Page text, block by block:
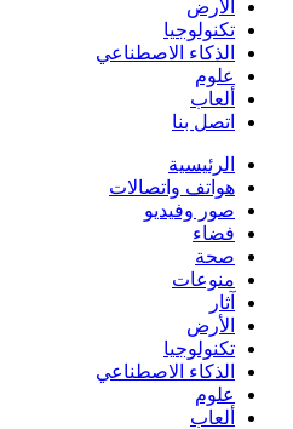
الأرض
تكنولوجيا
الذكاء الاصطناعي
علوم
ألعاب
اتصل بنا
الرئيسية
هواتف واتصالات
صور وفيديو
فضاء
صحة
منوعات
آثار
الأرض
تكنولوجيا
الذكاء الاصطناعي
علوم
ألعاب